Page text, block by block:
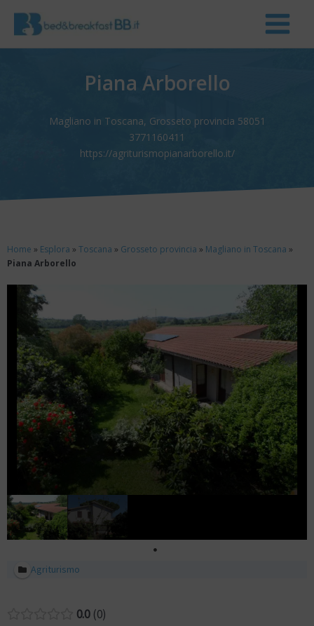
Piana Arborello
Magliano in Toscana, Grosseto provincia 58051
3771160411
https://agriturismopianarborello.it/
Home » Esplora » Toscana » Grosseto provincia » Magliano in Toscana »
Piana Arborello
Agriturismo
0.0 0